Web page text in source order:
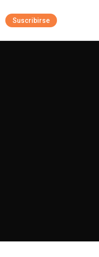
Suscribirse